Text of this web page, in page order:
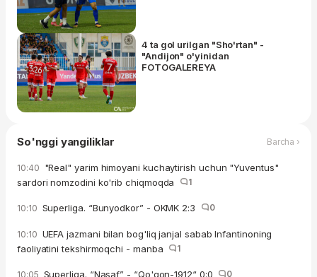
4 ta gol urilgan "Sho'rtan" -
"Andijon" o'yinidan
FOTOGALEREYA
So'nggi yangiliklar Barcha ›
10:40 "Real" yarim himoyani kuchaytirish uchun "Yuventus"
sardori nomzodini ko'rib chiqmoqda
1
10:10 Superliga. “Bunyodkor” - OKMK 2:3 0
10:10 UEFA jazmani bilan bog'liq janjal sabab Infantinoning
faoliyatini tekshirmoqchi - manba
1
10:05 Superliga. “Nasaf” - “Qo'qon-1912“ 0:0 0